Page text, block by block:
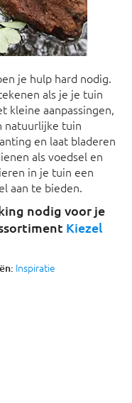
je hulp hard nodig.
als je je tuin
kleine aanpassingen,
natuurlijke tuin
en laat bladeren
als voedsel en
in je tuin een
aan te bieden.
nodig voor je
Kiezel
Inspiratie